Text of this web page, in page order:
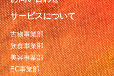
サービスについて
古物事業部
飲食事業部
美容事業部
EC事業部